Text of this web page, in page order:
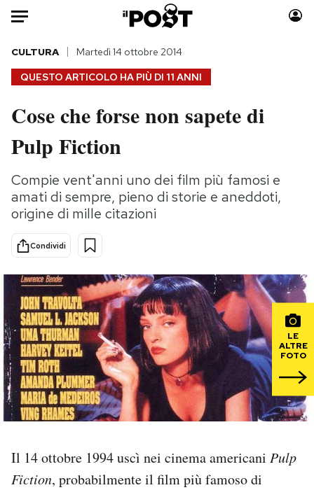
Auto
HOME
Italia
Politica
Tecnologia
Internet
Scienza
Cultura
Economia
Sport
Moda
Storie/Idee
Ok Boomer!
Mondiali calcio 2026
PODCAST
NEWSLETTER
SHOP
QUESTO ARTICOLO HA PIÙ DI 11 ANNI
CULTURA Martedì 14 ottobre 2014
Cose che forse non sapete di
Pulp Fiction
Compie vent'anni uno dei film più famosi e
amati di sempre, pieno di storie e aneddoti,
origine di mille citazioni
Condividi
LE
ALTRE
FOTO
Il 14 ottobre 1994 uscì nei cinema americani Pulp
Fiction, probabilmente il film più famoso di